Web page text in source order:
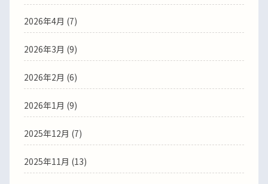
2026年4月 (7)
2026年3月 (9)
2026年2月 (6)
2026年1月 (9)
2025年12月 (7)
2025年11月 (13)